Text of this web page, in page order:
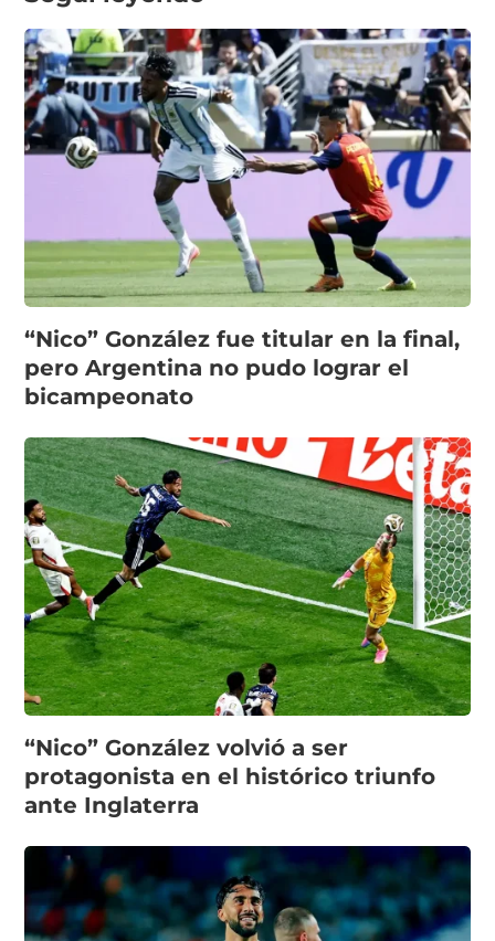
“Nico” González fue titular en la final,
pero Argentina no pudo lograr el
bicampeonato
“Nico” González volvió a ser
protagonista en el histórico triunfo
ante Inglaterra